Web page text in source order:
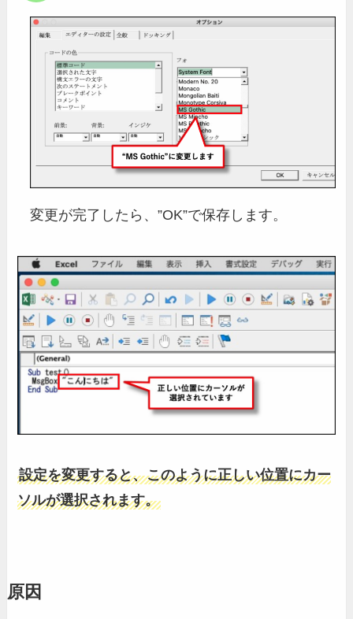
変更が完了したら、”OK”で保存します。
設定を変更すると、このように正しい位置にカー
ソルが選択されます。
原因